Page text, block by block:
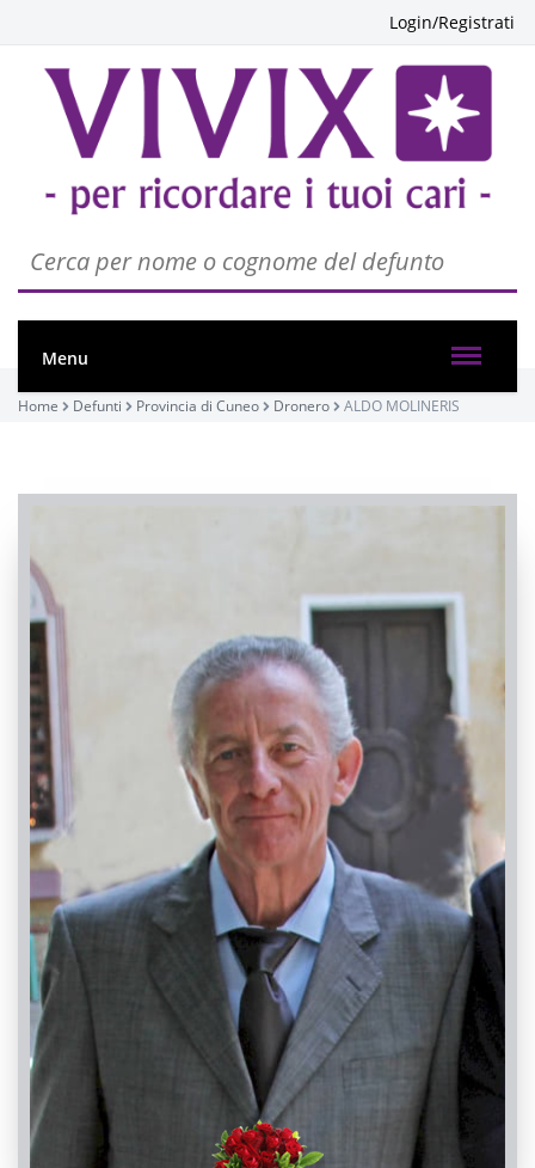
Login/Registrati
Menu
Home Defunti Provincia di Cuneo Dronero ALDO MOLINERIS
PASSATE:
TRIGESIMA